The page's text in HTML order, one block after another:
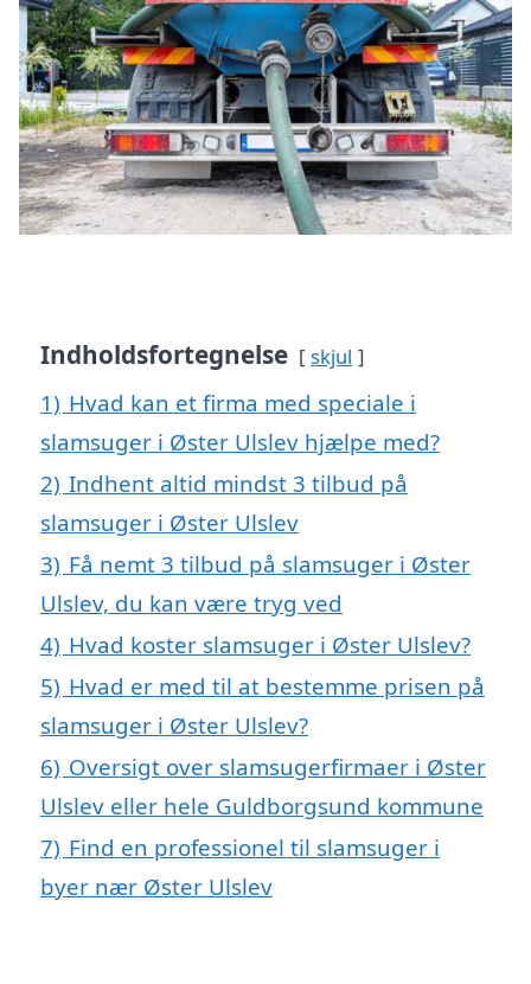
Indholdsfortegnelse skjul
1) Hvad kan et firma med speciale i
slamsuger i Øster Ulslev hjælpe med?
2) Indhent altid mindst 3 tilbud på
slamsuger i Øster Ulslev
3) Få nemt 3 tilbud på slamsuger i Øster
Ulslev, du kan være tryg ved
4) Hvad koster slamsuger i Øster Ulslev?
5) Hvad er med til at bestemme prisen på
slamsuger i Øster Ulslev?
6) Oversigt over slamsugerfirmaer i Øster
Ulslev eller hele Guldborgsund kommune
7) Find en professionel til slamsuger i
byer nær Øster Ulslev